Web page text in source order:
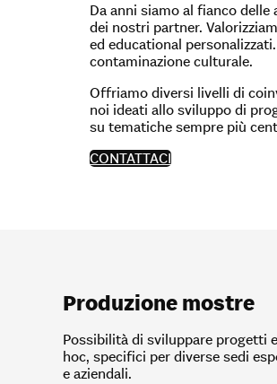
Da anni siamo al fianco
dei nostri partner.
ed educational
contaminazione culturale.
Offriamo diversi livelli di
noi ideati allo sviluppo di
su tematiche sempre più
CONTATTACI
Produzione mostre
Possibilità di sviluppare progetti
hoc, specifici per diverse sedi
e aziendali.